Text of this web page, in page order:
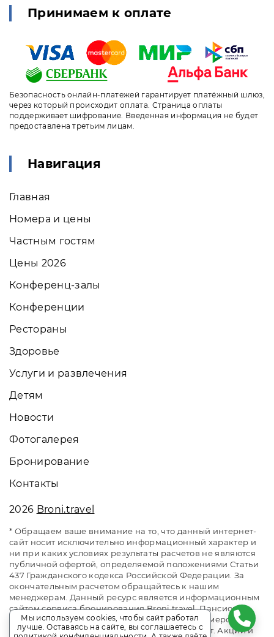
Принимаем к оплате
Безопасность онлайн-платежей гарантирует платёжный шлюз,
через который происходит оплата. Страница оплаты
поддерживает шифрование. Введенная информация не будет
предоставлена третьим лицам.
Навигация
Главная
Номера и цены
Частным гостям
Цены 2026
Конференц-залы
Конференции
Рестораны
Здоровье
Услуги и развлечения
Детям
Новости
Фотогалерея
Бронирование
Контакты
2026 Broni.travel
* Обращаем ваше внимание на то, что данный интернет-
сайт носит исключительно информационный характер и
ни при каких условиях результаты расчетов не являются
публичной офертой, определяемой положениями Статьи
437 Гражданского кодекса Российской Федерации. За
окончательным расчетом обращайтесь к нашим
менеджерам. Данный ресурс является информационным
сайтом сервиса бронирования Broni.travel. Пансионат
«Бургас» Сочи. Сайт онлайн бронирования номеров.
Актуальные цены, прайс-листы и наличие мест. Акции и
Мы используем cookies, чтобы сайт работал
лучше. Оставаясь на сайте, вы соглашаетесь с